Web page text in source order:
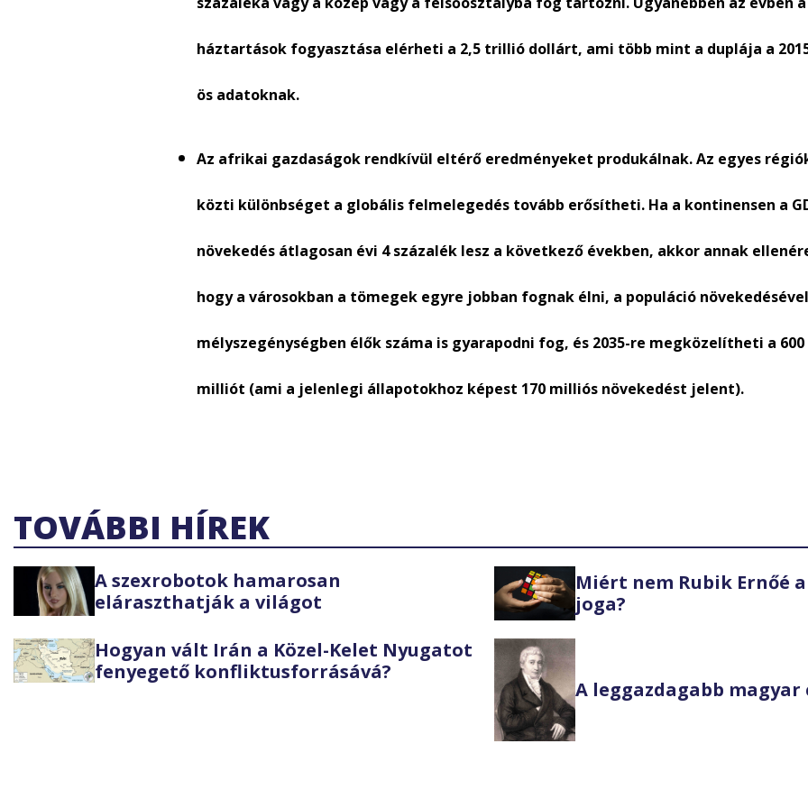
háztartások fogyasztása elérheti a 2,5 trillió dollárt, ami több mint a duplája a
ös adatoknak.
Az afrikai gazdaságok rendkívül eltérő eredményeket produkálnak. Az egyes
közti különbséget a globális felmelegedés tovább erősítheti. Ha a kontinensen a
növekedés átlagosan évi 4 százalék lesz a következő években, akkor annak
hogy a városokban a tömegek egyre jobban fognak élni, a populáció
mélyszegénységben élők száma is gyarapodni fog, és 2035-re megközelítheti a 600
milliót (ami a jelenlegi állapotokhoz képest 170 milliós növekedést jelent).
TOVÁBBI HÍREK
A szexrobotok hamarosan
eláraszthatják a világot
Miért nem Rubik Ernőé
joga?
Hogyan vált Irán a Közel-Kelet Nyugatot
fenyegető konfliktusforrásává?
A leggazdagabb magyar